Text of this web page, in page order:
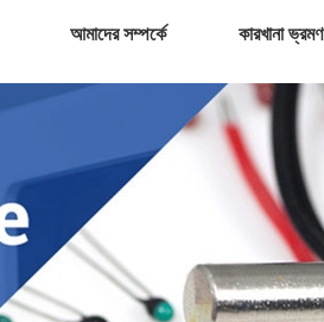
আমাদের সম্পর্কে কারখানা ভ্রমণ